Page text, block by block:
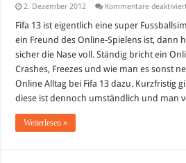
2. Dezember 2012 Kommentare
Fifa 13 ist eigentlich eine super
ein Freund des Online-Spielens ist, dann
sicher die Nase voll. Ständig bricht ein
Crashes, Freezes und wie man es sonst
Online Alltag bei Fifa 13 dazu. Kurzfristig
diese ist dennoch umständlich und man
Weiterlesen »